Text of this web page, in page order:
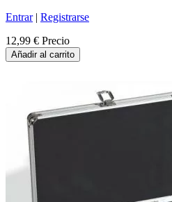
Entrar| Registrarse
12,99 € Precio
Añadir al carrito